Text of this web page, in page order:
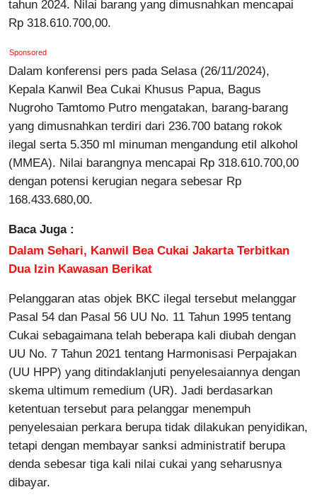
tahun 2024. Nilai barang yang dimusnahkan mencapai
Rp 318.610.700,00.
Sponsored
Dalam konferensi pers pada Selasa (26/11/2024),
Kepala Kanwil Bea Cukai Khusus Papua, Bagus
Nugroho Tamtomo Putro mengatakan, barang-barang
yang dimusnahkan terdiri dari 236.700 batang rokok
ilegal serta 5.350 ml minuman mengandung etil alkohol
(MMEA). Nilai barangnya mencapai Rp 318.610.700,00
dengan potensi kerugian negara sebesar Rp
168.433.680,00.
Baca Juga :
Dalam Sehari, Kanwil Bea Cukai Jakarta Terbitkan
Dua Izin Kawasan Berikat
Pelanggaran atas objek BKC ilegal tersebut melanggar
Pasal 54 dan Pasal 56 UU No. 11 Tahun 1995 tentang
Cukai sebagaimana telah beberapa kali diubah dengan
UU No. 7 Tahun 2021 tentang Harmonisasi Perpajakan
(UU HPP) yang ditindaklanjuti penyelesaiannya dengan
skema ultimum remedium (UR). Jadi berdasarkan
ketentuan tersebut para pelanggar menempuh
penyelesaian perkara berupa tidak dilakukan penyidikan,
tetapi dengan membayar sanksi administratif berupa
denda sebesar tiga kali nilai cukai yang seharusnya
dibayar.